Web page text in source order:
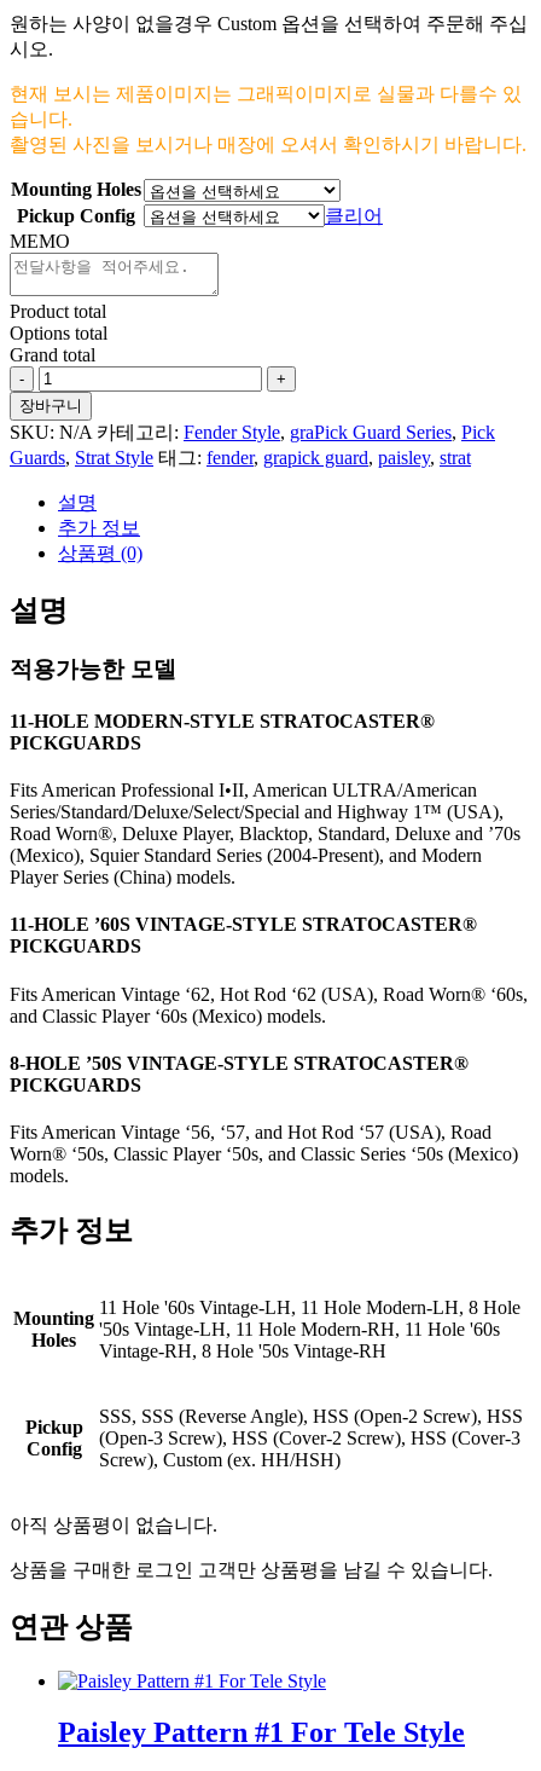
원하는 사양이 없을경우 Custom 옵션을 선택하여 주문해 주십
시오.
현재 보시는 제품이미지는 그래픽이미지로 실물과 다를수 있
습니다.
촬영된 사진을 보시거나 매장에 오셔서 확인하시기 바랍니다.
Mounting Holes
Pickup Config
클리어
MEMO
Product total
Options total
Grand total
Marble
#1
For
Fender
Strat
량
장바구니
SKU: N/A 카테고리: Fender Style, graPick Guard Series, Pick
Guards, Strat Style 태그: fender, grapick guard, paisley, strat
설명
추가 정보
상품평 (0)
설명
적용가능한 모델
11-HOLE MODERN-STYLE STRATOCASTER®
PICKGUARDS
Fits American Professional I•II, American ULTRA/American
Series/Standard/Deluxe/Select/Special and Highway 1™ (USA),
Road Worn®, Deluxe Player, Blacktop, Standard, Deluxe and ’70s
(Mexico), Squier Standard Series (2004-Present), and Modern
Player Series (China) models.
11-HOLE ’60S VINTAGE-STYLE STRATOCASTER®
PICKGUARDS
Fits American Vintage ‘62, Hot Rod ‘62 (USA), Road Worn® ‘60s,
and Classic Player ‘60s (Mexico) models.
8-HOLE ’50S VINTAGE-STYLE STRATOCASTER®
PICKGUARDS
Fits American Vintage ‘56, ‘57, and Hot Rod ‘57 (USA), Road
Worn® ‘50s, Classic Player ‘50s, and Classic Series ‘50s (Mexico)
models.
추가 정보
Mounting
Holes
11 Hole '60s Vintage-LH, 11 Hole Modern-LH, 8 Hole
'50s Vintage-LH, 11 Hole Modern-RH, 11 Hole '60s
Vintage-RH, 8 Hole '50s Vintage-RH
Pickup
Config
SSS, SSS (Reverse Angle), HSS (Open-2 Screw), HSS
(Open-3 Screw), HSS (Cover-2 Screw), HSS (Cover-3
Screw), Custom (ex. HH/HSH)
아직 상품평이 없습니다.
상품을 구매한 로그인 고객만 상품평을 남길 수 있습니다.
연관 상품
Paisley Pattern #1 For Tele Style